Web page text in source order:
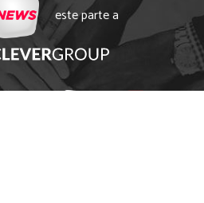
este parte a